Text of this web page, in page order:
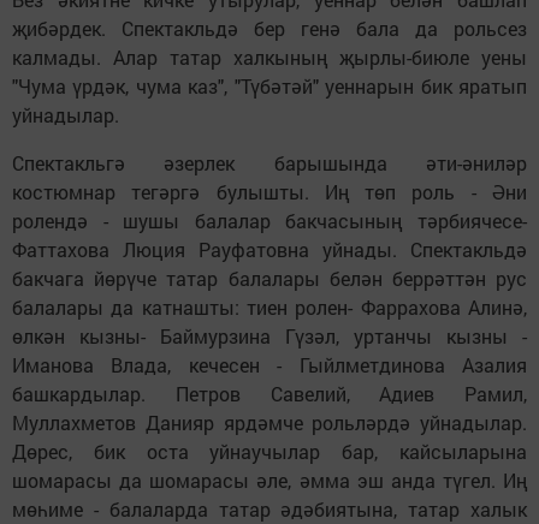
җибәрдек. Спектакльдә бер генә бала да рольсез
калмады. Алар татар халкының җырлы-биюле уены
"Чума үрдәк, чума каз", "Түбәтәй" уеннарын бик яратып
уйнадылар.
Спектакльгә әзерлек барышында әти-әниләр
костюмнар тегәргә булышты. Иң төп роль - Әни
ролендә - шушы балалар бакчасының тәрбиячесе-
Фаттахова Люция Рауфатовна уйнады. Спектакльдә
бакчага йөрүче татар балалары белән беррәттән рус
балалары да катнашты: тиен ролен- Фаррахова Алинә,
өлкән кызны- Баймурзина Гүзәл, уртанчы кызны -
Иманова Влада, кечесен - Гыйлметдинова Азалия
башкардылар. Петров Савелий, Адиев Рамил,
Муллахметов Данияр ярдәмче рольләрдә уйнадылар.
Дөрес, бик оста уйнаучылар бар, кайсыларына
шомарасы да шомарасы әле, әмма эш анда түгел. Иң
мөһиме - балаларда татар әдәбиятына, татар халык